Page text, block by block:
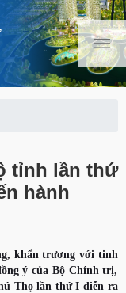
tỉnh lần thứ
hành
khẩn trương với tinh
ý của Bộ Chính trị,
Thọ lần thứ I diễn ra